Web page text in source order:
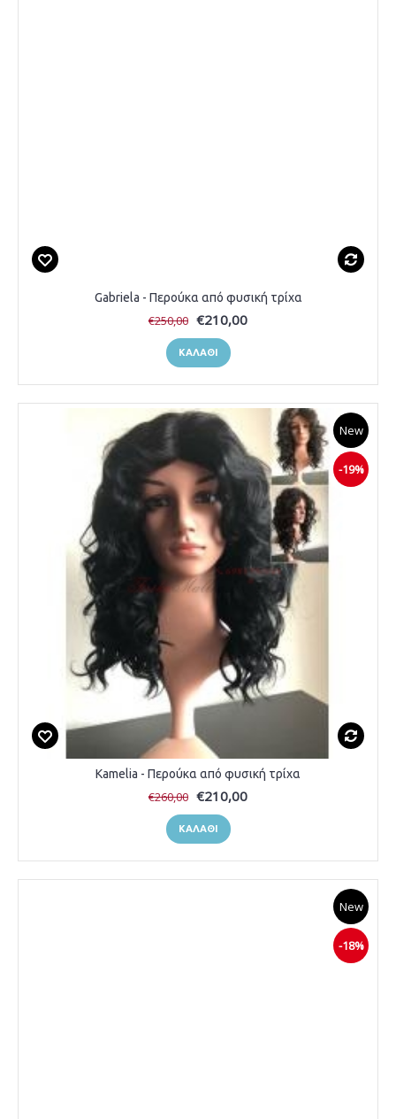
Gabriela - Περούκα από φυσική τρίχα
€250,00 €210,00
ΚΑΛΆΘΙ
New
-19%
Kamelia - Περούκα από φυσική τρίχα
€260,00 €210,00
ΚΑΛΆΘΙ
New
-18%